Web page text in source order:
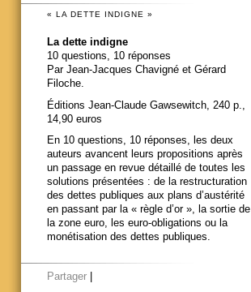
« LA DETTE INDIGNE »
La dette indigne
10 questions, 10 réponses
Par Jean-Jacques Chavigné et Gérard
Filoche.
Éditions Jean-Claude Gawsewitch, 240 p.,
14,90 euros
En 10 questions, 10 réponses, les deux
auteurs avancent leurs propositions après
un passage en revue détaillé de toutes les
solutions présentées : de la restructuration
des dettes publiques aux plans d’austérité
en passant par la « règle d’or », la sortie de
la zone euro, les euro-obligations ou la
monétisation des dettes publiques.
Partager